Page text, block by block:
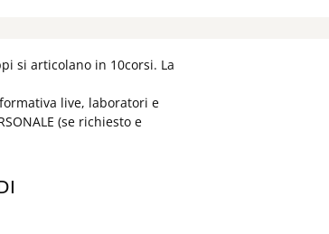
si articolano in 10corsi. La
live, laboratori e
(se richiesto e